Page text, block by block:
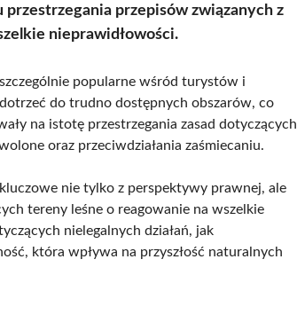
przepisów związanych z
nieprawidłowości.
popularne wśród turystów i
do trudno dostępnych obszarów, co
na istotę przestrzegania zasad dotyczących
oraz przeciwdziałania zaśmiecaniu.
nie tylko z perspektywy prawnej, ale
tereny leśne o reagowanie na wszelkie
nielegalnych działań, jak
która wpływa na przyszłość naturalnych